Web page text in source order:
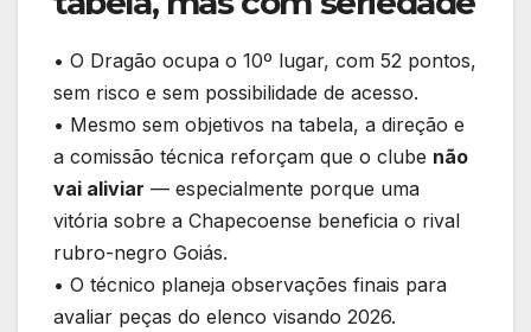
• O Dragão ocupa o 10º lugar, com 52 pontos,
sem risco e sem possibilidade de acesso.
• Mesmo sem objetivos na tabela, a direção e
a comissão técnica reforçam que o clube não
vai aliviar — especialmente porque uma
vitória sobre a Chapecoense beneficia o rival
rubro-negro Goiás.
• O técnico planeja observações finais para
avaliar peças do elenco visando 2026.